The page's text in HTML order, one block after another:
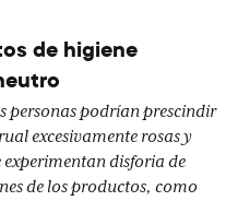
de higiene
personas podrían prescindir
excesivamente rosas y
experimentan disforia de
de los productos, como